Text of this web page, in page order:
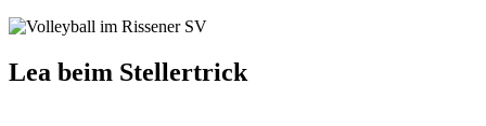
Lea beim Stellertrick